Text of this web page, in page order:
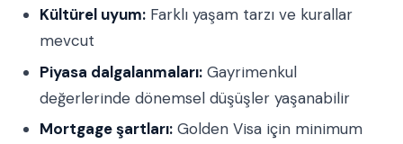
Kültürel uyum: Farklı yaşam tarzı ve kurallar
mevcut
Piyasa dalgalanmaları: Gayrimenkul
değerlerinde dönemsel düşüşler yaşanabilir
Mortgage şartları: Golden Visa için minimum